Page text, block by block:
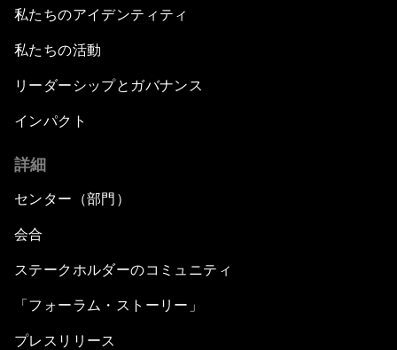
私たちのアイデンティティ
私たちの活動
リーダーシップとガバナンス
インパクト
詳細
センター（部門）
会合
ステークホルダーのコミュニティ
「フォーラム・ストーリー」
プレスリリース